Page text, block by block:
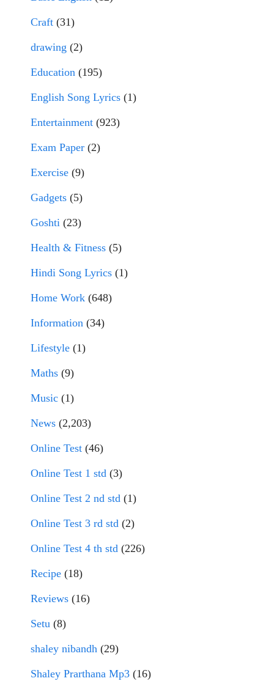
Craft (31)
drawing (2)
Education (195)
English Song Lyrics (1)
Entertainment (923)
Exam Paper (2)
Exercise (9)
Gadgets (5)
Goshti (23)
Health & Fitness (5)
Hindi Song Lyrics (1)
Home Work (648)
Information (34)
Lifestyle (1)
Maths (9)
Music (1)
News (2,203)
Online Test (46)
Online Test 1 std (3)
Online Test 2 nd std (1)
Online Test 3 rd std (2)
Online Test 4 th std (226)
Recipe (18)
Reviews (16)
Setu (8)
shaley nibandh (29)
Shaley Prarthana Mp3 (16)